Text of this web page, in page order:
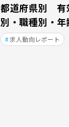
都道府県別 有
別・職種別・
求人動向レポート